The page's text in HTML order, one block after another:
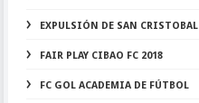
EXPULSIÓN DE SAN CRISTOBAL
FAIR PLAY CIBAO FC 2018
FC GOL ACADEMIA DE FÚTBOL